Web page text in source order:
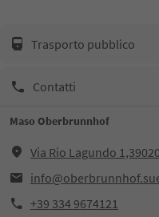
Trasporto pubblico
Contatti
Maso Oberbrunnhof
Via Rio Lagundo
+39 334 9674121